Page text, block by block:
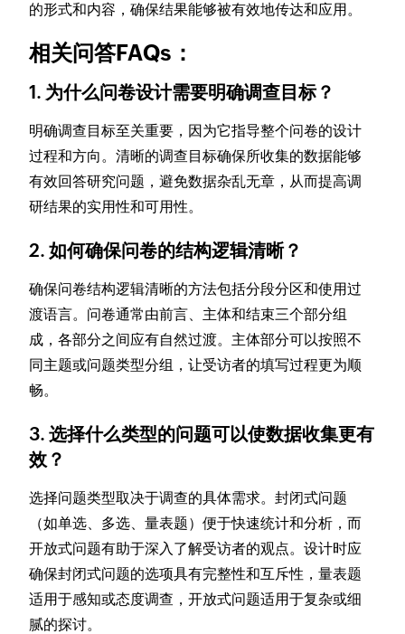
的形式和内容，确保结果能够被有效地传达和应用。
相关问答FAQs：
1. 为什么问卷设计需要明确调查目标？
明确调查目标至关重要，因为它指导整个问卷的设计
过程和方向。清晰的调查目标确保所收集的数据能够
有效回答研究问题，避免数据杂乱无章，从而提高调
研结果的实用性和可用性。
2.如何确保问卷的结构逻辑清晰？
确保问卷结构逻辑清晰的方法包括分段分区和使用过
渡语言。问卷通常由前言、主体和结束三个部分组
成，各部分之间应有自然过渡。主体部分可以按照不
同主题或问题类型分组，让受访者的填写过程更为顺
畅。
3.选择什么类型的问题可以使数据收集更有
效？
选择问题类型取决于调查的具体需求。封闭式问题
（如单选、多选、量表题）便于快速统计和分析，而
开放式问题有助于深入了解受访者的观点。设计时应
确保封闭式问题的选项具有完整性和互斥性，量表题
适用于感知或态度调查，开放式问题适用于复杂或细
腻的探讨。